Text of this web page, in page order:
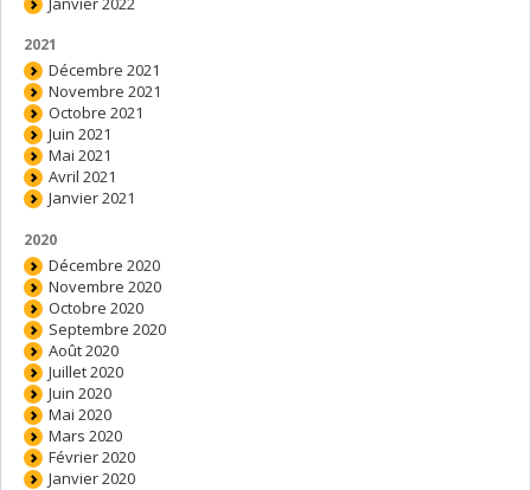
2021
Décembre 2021
Novembre 2021
Octobre 2021
Juin 2021
Mai 2021
Avril 2021
Janvier 2021
2020
Décembre 2020
Novembre 2020
Octobre 2020
Septembre 2020
Août 2020
Juillet 2020
Juin 2020
Mai 2020
Mars 2020
Février 2020
Janvier 2020